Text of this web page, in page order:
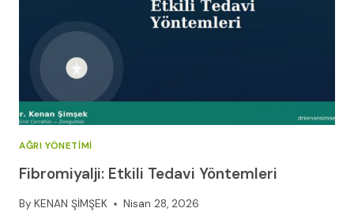
AĞRI YÖNETIMI
Fibromiyalji: Etkili Tedavi Yöntemleri
By KENAN ŞİMŞEK Nisan 28, 2026